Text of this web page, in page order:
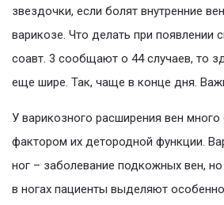
звездочки, если болят внутренние
варикозе. Что делать при появлении
соавт. 3 сообщают о 44 случаев, то
еще шире. Так, чаще в конце дня.
У варикозного расширения вен
фактором их детородной функции.
ног – заболевание подкожных вен,
в ногах пациенты выделяют